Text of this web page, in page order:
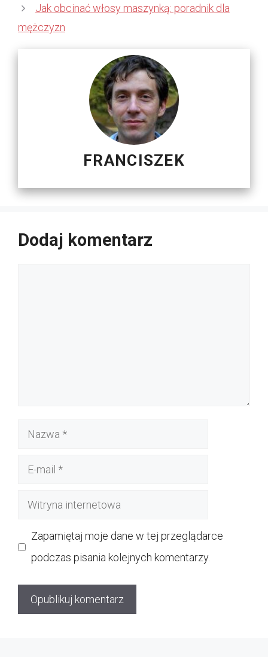
Jak obcinać włosy maszynką: poradnik dla
mężczyzn
FRANCISZEK
Dodaj komentarz
Nazwa
Witryna
Zapamiętaj moje dane w tej przeglądarce
podczas pisania kolejnych komentarzy.